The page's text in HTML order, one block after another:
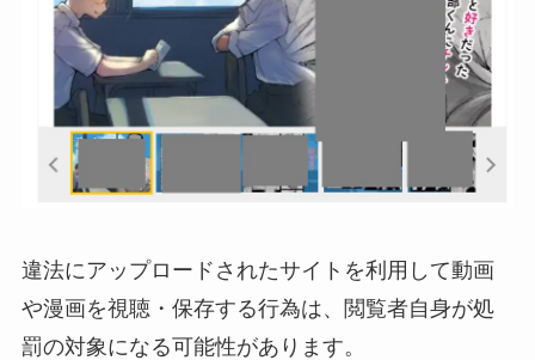
違法にアップロードされたサイトを利用して動画
や漫画を視聴・保存する行為は、閲覧者自身が処
罰の対象になる可能性があります。